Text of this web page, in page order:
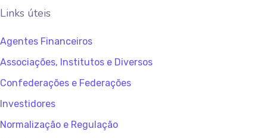
Links úteis
Agentes Financeiros
Associações, Institutos e Diversos
Confederações e Federações
Investidores
Normalização e Regulação